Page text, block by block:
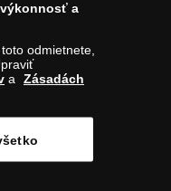
a
odmietnete,
a
Zásadách